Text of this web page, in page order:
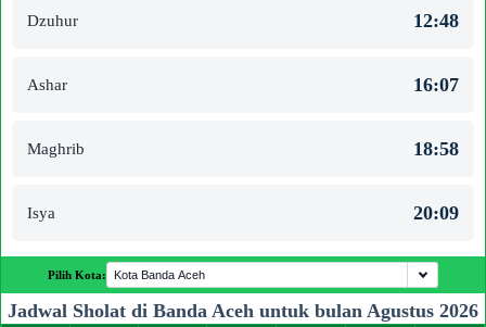
Dzuhur 12:48
Ashar 16:07
Maghrib 18:58
Isya 20:09
Pilih Kota:
Jadwal Sholat di Banda Aceh untuk bulan Agustus 2026